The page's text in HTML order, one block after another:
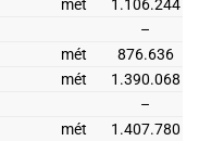
mét
1.106.244
–
mét
876.636
mét
1.390.068
–
mét
1.407.780